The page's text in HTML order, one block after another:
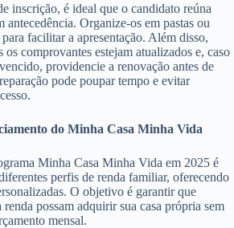
inscrição, é ideal que o candidato reúna
antecedência. Organize-os em pastas ou
facilitar a apresentação. Além disso,
comprovantes estejam atualizados e, caso
providencie a renovação antes de
pode poupar tempo e evitar
do Minha Casa Minha Vida
Minha Casa Minha Vida em 2025 é
perfis de renda familiar, oferecendo
O objetivo é garantir que
possam adquirir sua casa própria sem
mensal.